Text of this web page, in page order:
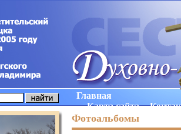
Главная
Карта сайта
Фотоальбомы